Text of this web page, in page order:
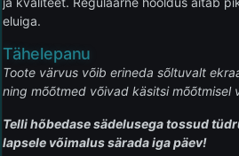
eluiga.
Tähelepanu
Toote värvus võib erineda sõltuvalt
ning mõõtmed võivad käsitsi mõõtmisel
Telli hõbedase sädelusega tossud
lapsele võimalus särada iga päev!